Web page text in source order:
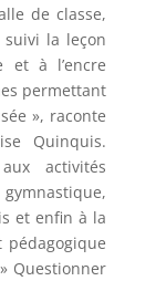
de classe,
la leçon
et à l’encre
permettant
», raconte
Quinquis.
activités
et enfin à la
Questionner